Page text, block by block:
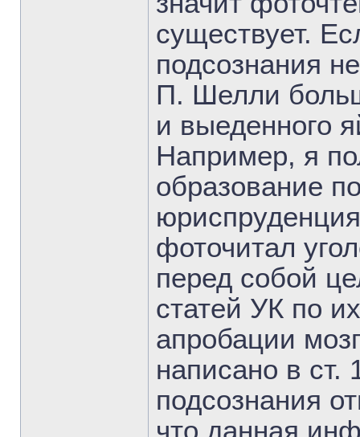
существует.
подсознания
П. Шелли
и выеденного
Например, я
образование
фоточитал
перед собой
статей УК по
апробации
написано в
подсознания
что данная